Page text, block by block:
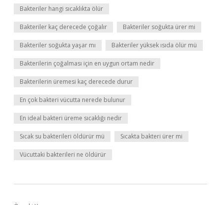
Bakteriler hangi sıcaklıkta ölür
Bakteriler kaç derecede çoğalır Bakteriler soğukta ürer mi
Bakteriler soğukta yaşar mı Bakteriler yüksek ısıda ölür mü
Bakterilerin çoğalması için en uygun ortam nedir
Bakterilerin üremesi kaç derecede durur
En çok bakteri vücutta nerede bulunur
En ideal bakteri üreme sıcaklığı nedir
Sıcak su bakterileri öldürür mü Sıcakta bakteri ürer mi
Vücuttaki bakterileri ne öldürür